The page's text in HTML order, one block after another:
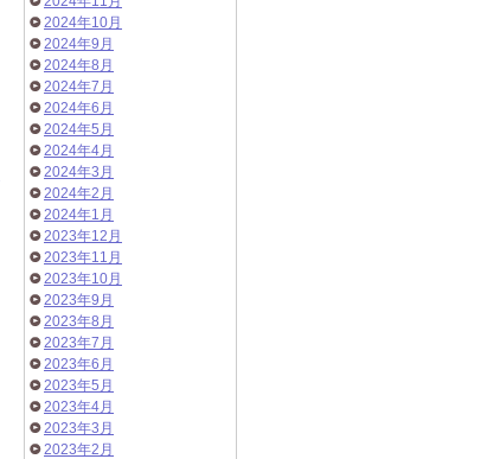
2024年10月
2024年9月
2024年8月
2024年7月
2024年6月
2024年5月
2024年4月
2024年3月
2024年2月
2024年1月
2023年12月
2023年11月
2023年10月
2023年9月
2023年8月
2023年7月
2023年6月
2023年5月
2023年4月
2023年3月
2023年2月